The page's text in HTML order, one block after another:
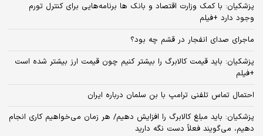
پزشکیان: با کمک وزارت اقتصاد و بانک ها برنامه‌هایی برای کنترل تورم
وجود دارد +فیلم
ماجرای صدای انفجار در قشم چه بود؟
پزشکیان: باید قیمت کالابرگ را بیشتر کنیم چون قیمت ارز بیشتر شده است
+فیلم
احتمال تماس تلفنی ترامپ با بن سلمان درباره ایران
پزشکیان: باید مبلغ کالابرگ را افزایش دهیم/ هر زمان می‌خواهیم کاری انجام
دهیم، می‌گویند فعلاً دست نگه دارید